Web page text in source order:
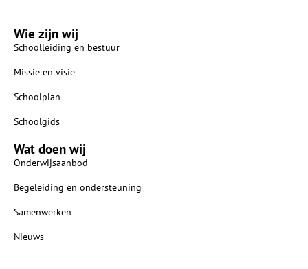
Wie zijn wij
Schoolleiding en bestuur
Missie en visie
Schoolplan
Schoolgids
Wat doen wij
Onderwijsaanbod
Begeleiding en ondersteuning
Samenwerken
Nieuws